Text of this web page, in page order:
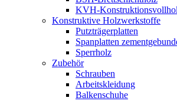
KVH-
Konstruktive Holzwerkstoffe
Putzträgerplatten
Spanplatten
Sperrholz
Zubehör
Schrauben
Arbeitskleidung
Balkenschuhe